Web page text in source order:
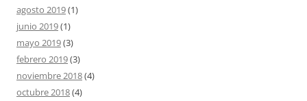
agosto 2019(1)
junio 2019(1)
mayo 2019(3)
febrero 2019(3)
noviembre 2018(4)
octubre 2018(4)